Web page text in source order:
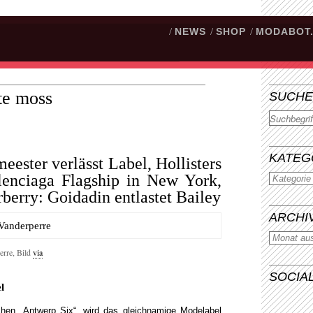
/ NEWS / SHOP /
SUCHE
Suchen
moss
verlässt Label, Hollisters
Flagship in New York,
Goidadin entlastet Bailey
Bild via
„Antwerp Six“, wird das gleichnamige Modelabel